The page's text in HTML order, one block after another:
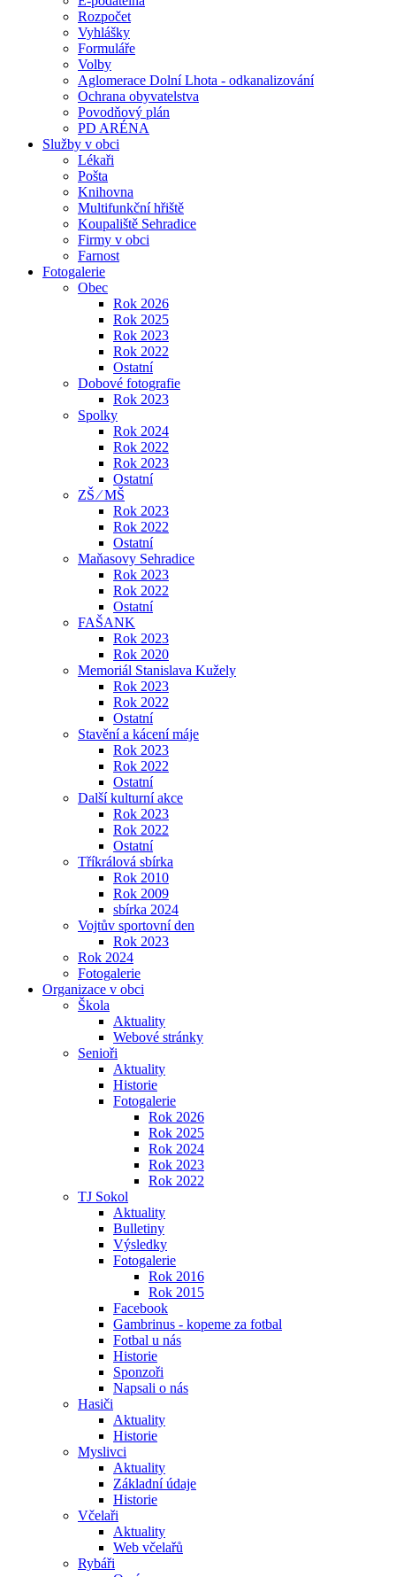
Rozpočet
Vyhlášky
Formuláře
Volby
Aglomerace Dolní Lhota - odkanalizování
Ochrana obyvatelstva
Povodňový plán
PD ARÉNA
Služby v obci
Lékaři
Pošta
Knihovna
Multifunkční hřiště
Koupaliště Sehradice
Firmy v obci
Farnost
Fotogalerie
Obec
Rok 2026
Rok 2025
Rok 2023
Rok 2022
Ostatní
Dobové fotografie
Rok 2023
Spolky
Rok 2024
Rok 2022
Rok 2023
Ostatní
ZŠ ⁄ MŠ
Rok 2023
Rok 2022
Ostatní
Maňasovy Sehradice
Rok 2023
Rok 2022
Ostatní
FAŠANK
Rok 2023
Rok 2020
Memoriál Stanislava Kužely
Rok 2023
Rok 2022
Ostatní
Stavění a kácení máje
Rok 2023
Rok 2022
Ostatní
Další kulturní akce
Rok 2023
Rok 2022
Ostatní
Tříkrálová sbírka
Rok 2010
Rok 2009
sbírka 2024
Vojtův sportovní den
Rok 2023
Rok 2024
Fotogalerie
Organizace v obci
Škola
Aktuality
Webové stránky
Senioři
Aktuality
Historie
Fotogalerie
Rok 2026
Rok 2025
Rok 2024
Rok 2023
Rok 2022
TJ Sokol
Aktuality
Bulletiny
Výsledky
Fotogalerie
Rok 2016
Rok 2015
Facebook
Gambrinus - kopeme za fotbal
Fotbal u nás
Historie
Sponzoři
Napsali o nás
Hasiči
Aktuality
Historie
Myslivci
Aktuality
Základní údaje
Historie
Včelaři
Aktuality
Web včelařů
Rybáři